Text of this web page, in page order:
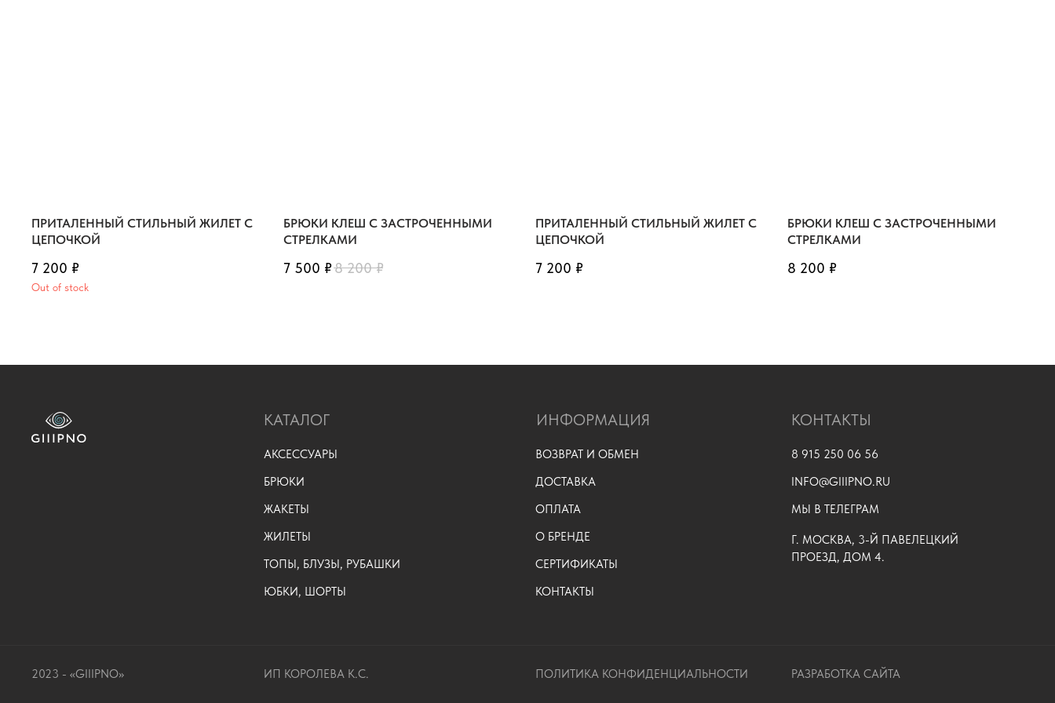
ПРИТАЛЕННЫЙ СТИЛЬНЫЙ ЖИЛЕТ С
ЦЕПОЧКОЙ
7 200 ₽
Out of stock
БРЮКИ КЛЕШ С ЗАСТРОЧЕННЫМИ
СТРЕЛКАМИ
7 500 ₽8 200 ₽
ПРИТАЛЕННЫЙ СТИЛЬНЫЙ ЖИЛЕТ С
ЦЕПОЧКОЙ
7 200 ₽
БРЮКИ КЛЕШ С ЗАСТРОЧЕННЫМИ
СТРЕЛКАМИ
8 200 ₽
ИНФОРМАЦИЯ
ВОЗВРАТ И ОБМЕН
ДОСТАВКА
ОПЛАТА
О БРЕНДЕ
СЕРТИФИКАТЫ
КОНТАКТЫ
8 915 250 06 56
INFO@GIIIPNO.RU
Г. МОСКВА, 3-Й ПАВЕЛЕЦКИЙ
ПРОЕЗД, ДОМ 4.
КАТАЛОГ
АКСЕССУАРЫ
БРЮКИ
ЖАКЕТЫ
ЖИЛЕТЫ
ТОПЫ, БЛУЗЫ, РУБАШКИ
ЮБКИ, ШОРТЫ
МЫ В ТЕЛЕГРАМ
КОНТАКТЫ
2023 - «GIIIPNO» РАЗРАБОТКА САЙТА
ПОЛИТИКА КОНФИДЕНЦИАЛЬНОСТИ
ИП КОРОЛЕВА К.С.